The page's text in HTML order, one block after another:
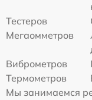
Тестеров
Мегаомметров
Виброметров
Термометров
Мы занимаемся